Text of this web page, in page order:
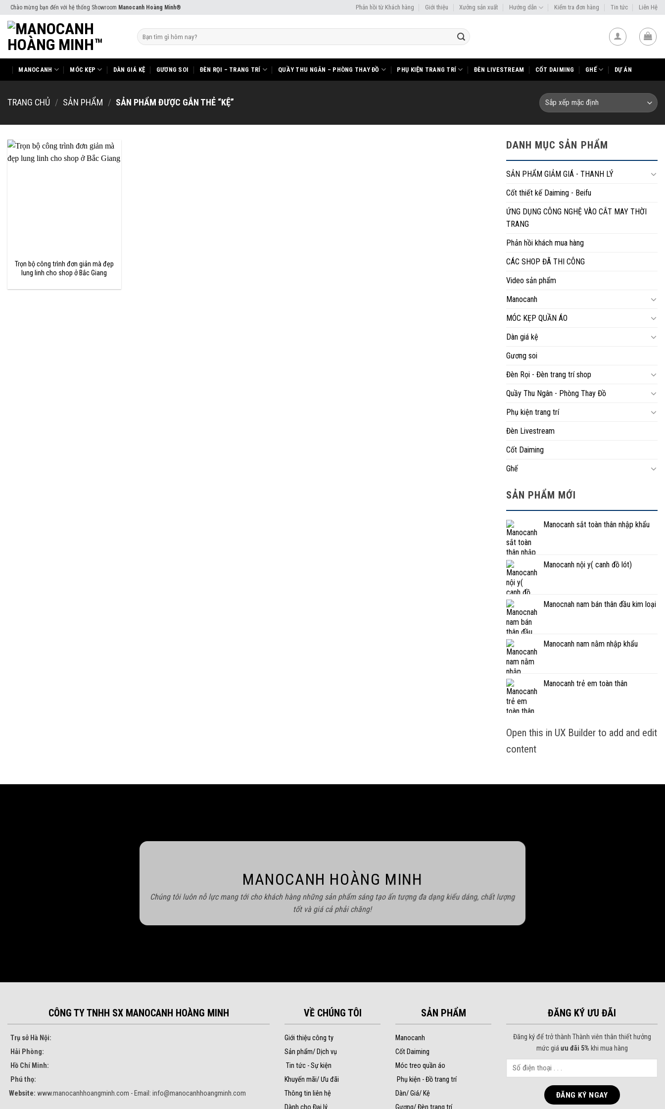
Skip
to
content
Chào mừng bạn đến với hệ thống Showroom Manocanh Hoàng Minh® Phản hồi từ Khách hàng Giới thiệu Xưởng sản xuất Hướng dẫn Kiểm tra đơn hàng Tin tức Liên Hệ
Tìm
kiếm:
MANOCANH MÓC KẸP DÀN GIÁ KỆ GƯƠNG SOI ĐÈN RỌI – TRANG TRÍ QUẦY THU NGÂN – PHÒNG THAY ĐỒ PHỤ KIỆN TRANG TRÍ ĐÈN LIVESTREAM CỐT DAIMING GHẾ DỰ ÁN
TRANG CHỦ / SẢN PHẨM / SẢN PHẨM ĐƯỢC GẮN THẺ “KỆ”
Trọn bộ công trình đơn giản mà đẹp
lung linh cho shop ở Bắc Giang
DANH MỤC SẢN PHẨM
SẢN PHẨM GIẢM GIÁ - THANH LÝ
Cốt thiết kế Daiming - Beifu
ỨNG DỤNG CÔNG NGHỆ VÀO CẮT MAY THỜI
TRANG
Phản hồi khách mua hàng
CÁC SHOP ĐÃ THI CÔNG
Video sản phẩm
Manocanh
MÓC KẸP QUẦN ÁO
Dàn giá kệ
Gương soi
Đèn Rọi - Đèn trang trí shop
Quầy Thu Ngân - Phòng Thay Đồ
Phụ kiện trang trí
Đèn Livestream
Cốt Daiming
Ghế
SẢN PHẨM MỚI
Manocanh sắt toàn thân nhập khẩu
Manocanh nội y( canh đồ lót)
Manocnah nam bán thân đầu kim loại
Manocanh nam nằm nhập khẩu
Manocanh trẻ em toàn thân
Open this in UX Builder to add and edit
content
MANOCANH HOÀNG MINH
Chúng tôi luôn nỗ lực mang tới cho khách hàng những sản phẩm sáng tạo ấn tượng đa dạng kiểu dáng, chất lượng
tốt và giá cả phải chăng!
CÔNG TY TNHH SX MANOCANH HOÀNG MINH
Trụ sở Hà Nội:
Hải Phòng:
Hồ Chí Minh:
Phú thọ:
Website: www.manocanhhoangminh.com - Email: info@manocanhhoangminh.com
VỀ CHÚNG TÔI
Giới thiệu công ty
Sản phẩm/ Dịch vụ
Tin tức - Sự kiện
Khuyến mãi/ Ưu đãi
Thông tin liên hệ
Dành cho Đại lý
SẢN PHẨM
Manocanh
Cốt Daiming
Móc treo quần áo
Phụ kiện - Đồ trang trí
Dàn/ Giá/ Kệ
Gương/ Đèn trang trí
ĐĂNG KÝ ƯU ĐÃI
Đăng ký để trở thành Thành viên thân thiết hưởng
mức giáưu đãi 5% khi mua hàng